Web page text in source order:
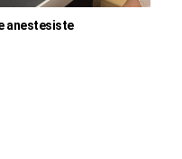
anestesiste